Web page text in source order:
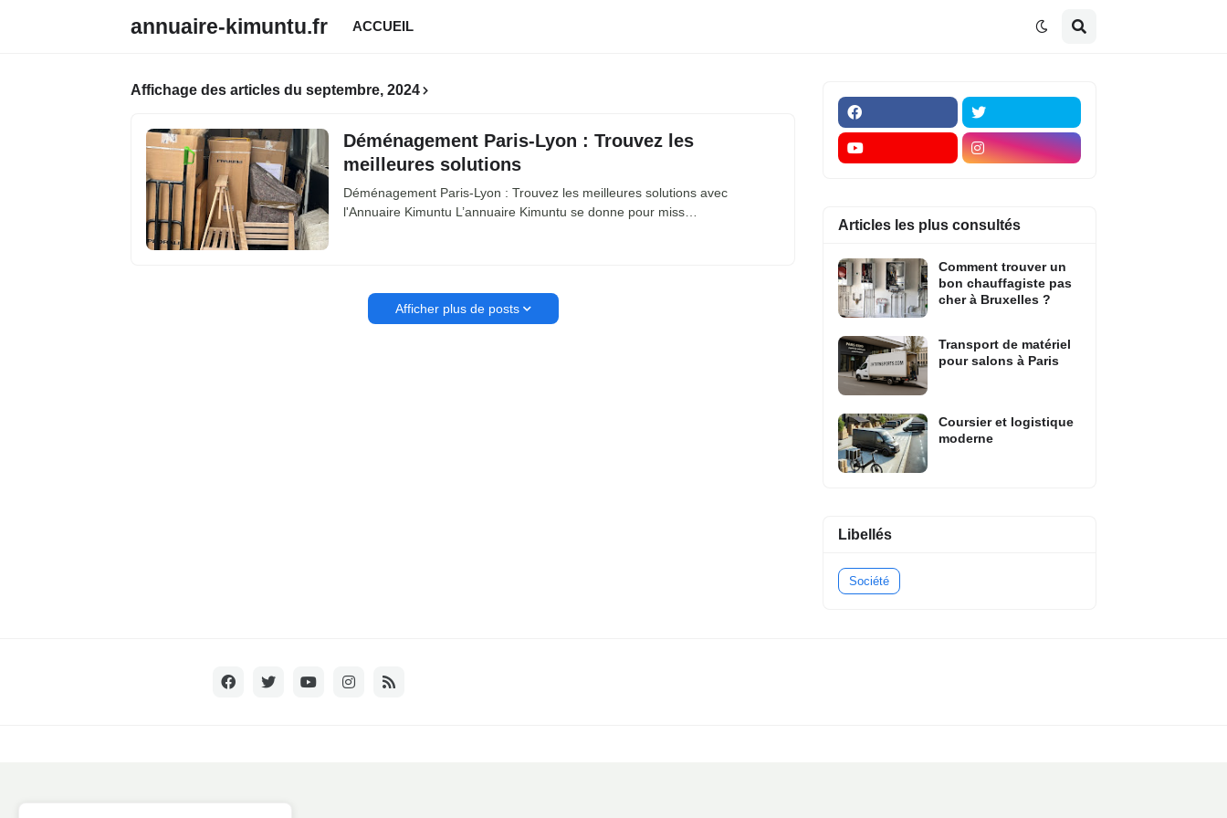
annuaire-kimuntu.fr ACCUEIL
Affichage des articles du septembre, 2024
Déménagement Paris-Lyon : Trouvez les
meilleures solutions
Déménagement Paris-Lyon : Trouvez les meilleures solutions avec
l'Annuaire Kimuntu L’annuaire Kimuntu se donne pour miss…
Afficher plus de posts
Articles les plus consultés
Comment trouver un
bon chauffagiste pas
cher à Bruxelles ?
Transport de matériel
pour salons à Paris
Coursier et logistique
moderne
Libellés
Société